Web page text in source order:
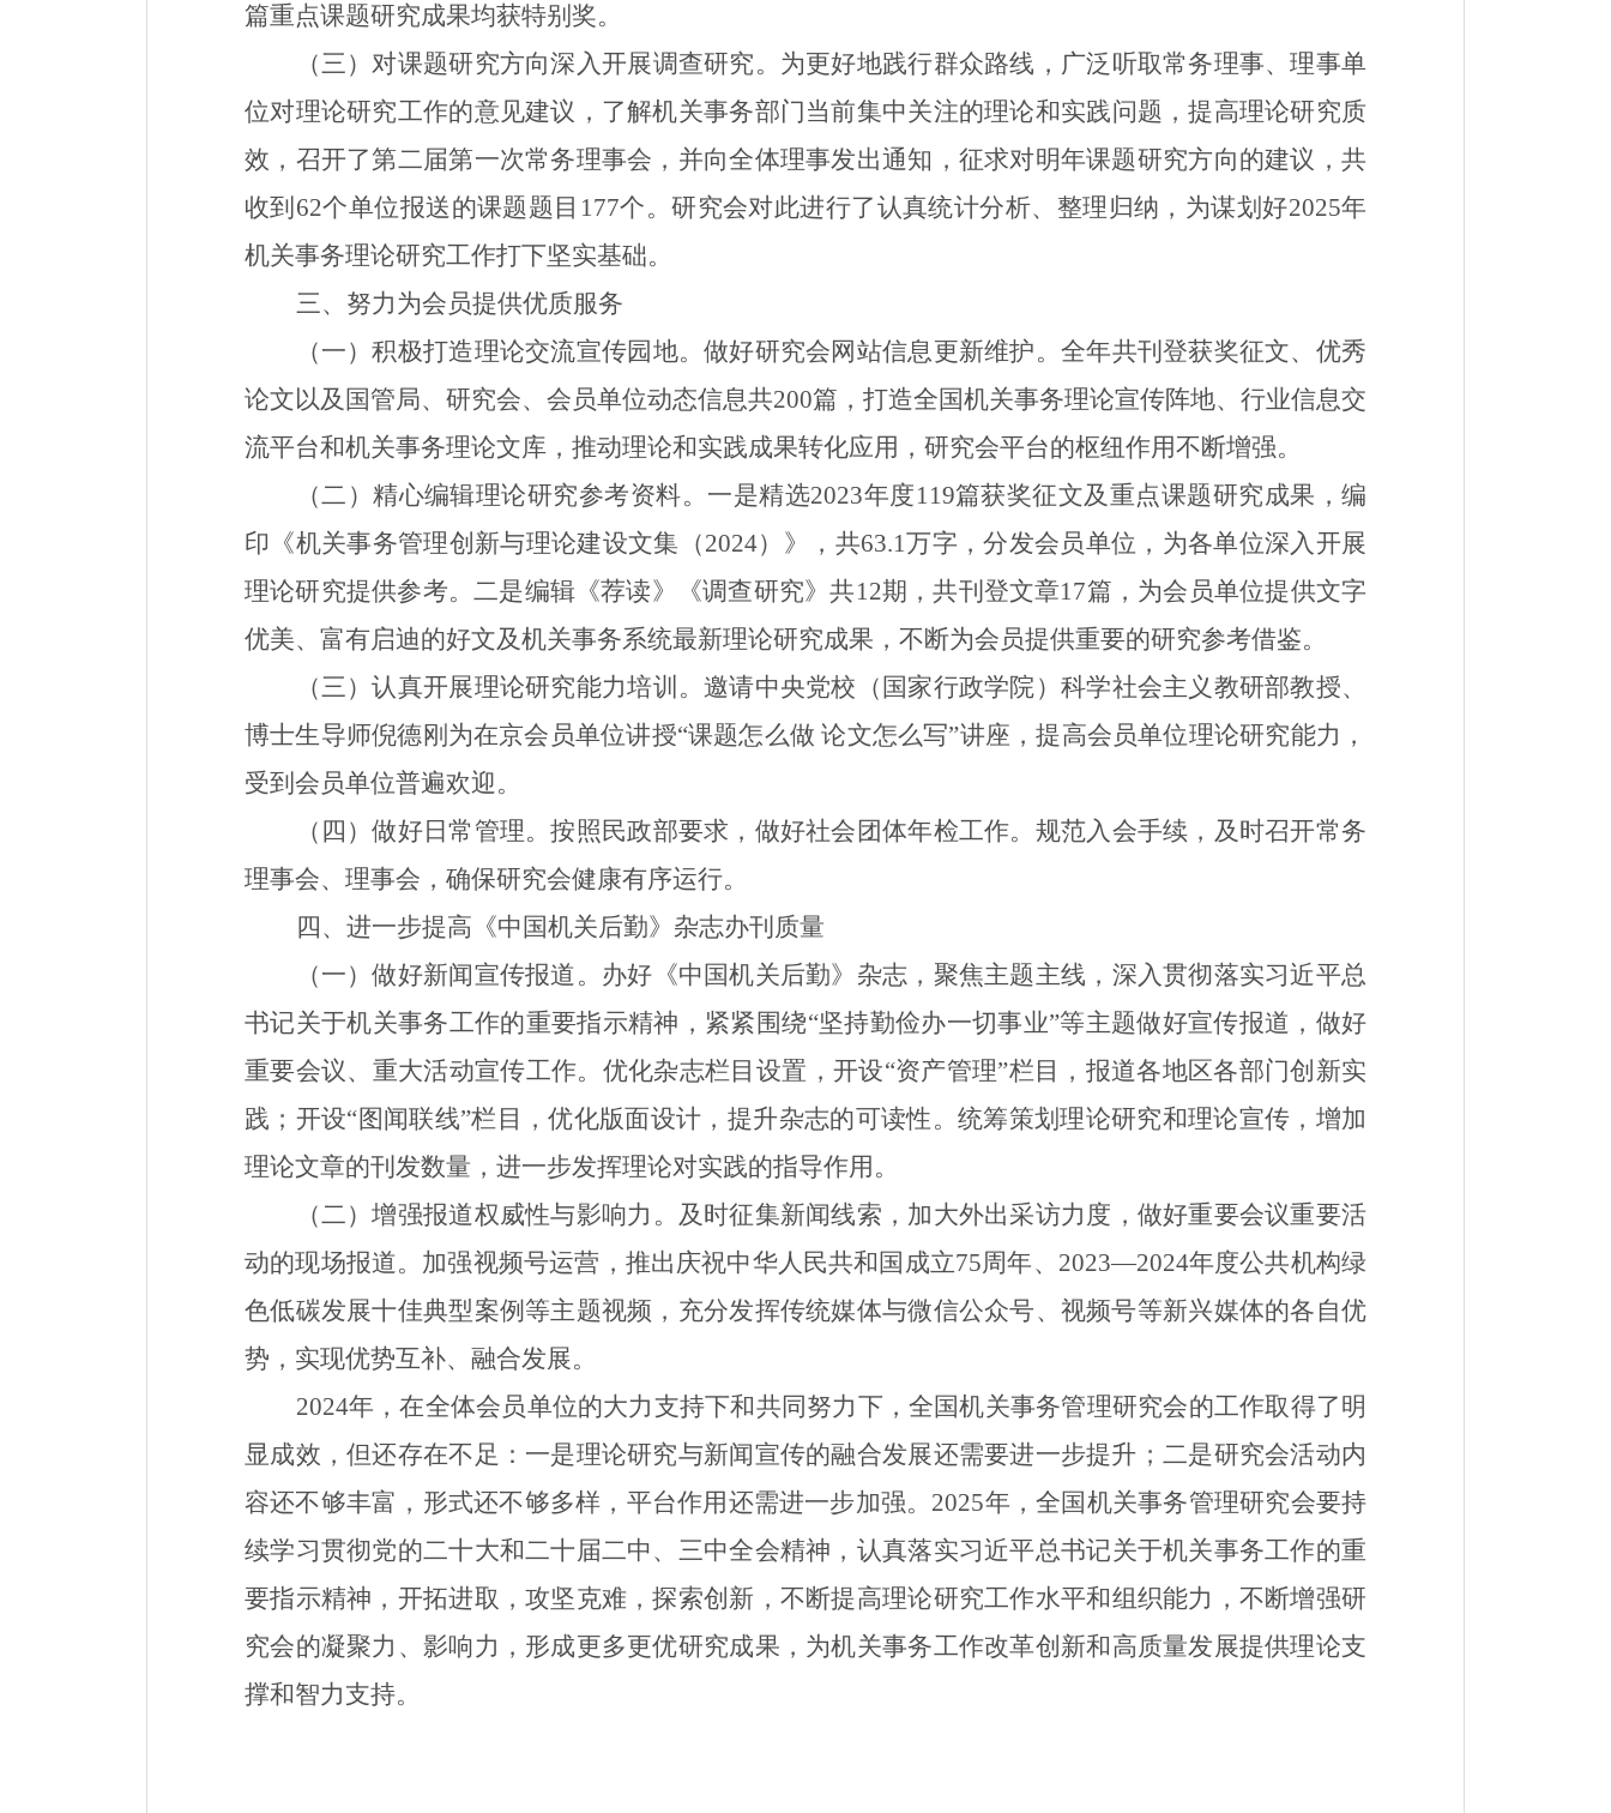
篇重点课题研究成果均获特别奖。
（三）对课题研究方向深入开展调查研究。 为更好地践行群众路线，广泛听取常务理事、理事单
位对理论研究工作的意见建议，了解机关事务部门当前集中关注的理论和实践问题，提高理论研究质
效，召开了第二届第一次常务理事会，并向全体理事发出通知，征求对明年课题研究方向的建议，共
收到 62个单位报送的课题题目 177个。研究会对此进行了认真统计分析、 整理归纳， 为谋划好2025年
机关事务理论研究工作打下坚实基础。
三、努力为会员提供优质服务
（一）积极打造理论交流宣传园地。做好研究会网站信息更新维护。全年共刊登获奖征文、优秀
论文以及国管局、研究会、会员单位动态信息共200篇，打造全国机关事务理论宣传阵地、行业信息交
流平台和机关事务理论文库， 推动理论和实践成果转化应用 ，研究会平台的枢纽作用不断增强。
（二）精心编辑理论研究参考资料。 一是精选2023年度119篇获奖征文及重点课题研究成果，编
印《机关事务管理创新与理论建设文集（2024）》， 共63.1万字，分发会员单位，为各单位深入开展
理论研究提供参考。二是编辑《荐读》《调查研究》共12期，共刊登文章17篇， 为会员单位提供文字
优美、富有启迪的好文及机关事务系统最新理论研究成果，不断为会员提供重要的研究参考借鉴。
（三）认真开展理论研究能力培训。邀请中央党校（国家行政学院）科学社会主义教研部教授、
博士生导师倪德刚 为在京会员单位讲授“课题怎么做 论文怎么写”讲座，提高会员单位理论研究能力，
受到会员单位普遍欢迎。
（四）做好日常管理。按照民政部要求，做好社会团体年检工作。规范入会手续，及时召开常务
理事会、理事会 ，确保研究会健康有序运行。
四、进一步提高《中国机关后勤》杂志办刊质量
（一）做好新闻宣传报道。 办好《中国机关后勤》杂志， 聚焦主题主线，深入贯彻落实习近平总
书记关于机关事务工作的重要指示精神， 紧紧围绕“坚持勤俭办一切事业”等主题做好宣传报道 ， 做好
重要会议、重大活动宣传工作。 优化杂志栏目设置 ， 开设“资产管理”栏目，报道各地区各部门创新实
践 ； 开设“图闻联线”栏目，优化版面设计，提升杂志的可读性。统筹策划理论研究和理论宣传 ，增加
理论文章的刊发数量 ，进一步发挥理论对实践的指导作用。
（二）增强报道权威性与影响力。 及时征集新闻线索，加大外出采访力度 ， 做好重要会议重要活
动的现场报道。加强视频号运营 ， 推出庆祝中华人民共和国成立75周年、 2023—2024年度公共机构绿
色低碳发展十佳典型案例 等主题视频，充分发挥传统媒体与微信公众号、视频号等新兴媒体的各自优
势 ，实现优势互补、融合发展。
2024年，在全体会员单位的大力支持下和共同努力下，全国机关事务管理研究会的工作取得了明
显成效，但还存在不足：一是理论研究与新闻宣传的融合发展还需要进一步提升；二是研究会活动内
容还不够丰富，形式还不够多样，平台作用还需进一步加强。 2025年，全国机关事务管理研究会要持
续学习贯彻党的二十大和二十届二中、三中全会精神，认真落实习近平总书记关于机关事务工作的重
要指示精神，开拓进取，攻坚克难，探索创新，不断提高理论研究工作水平和组织能力 ， 不断增强研
究会的凝聚力、影响力，形成更多更优研究成果， 为机关事务工作改革创新和高质量发展提供理论支
撑和智力支持。